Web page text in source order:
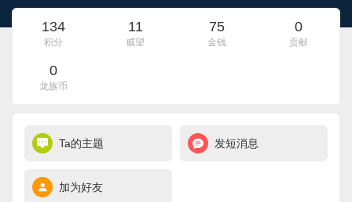
134
积分
11
威望
75
金钱
0
贡献
0
龙族币
Ta的主题 发短消息
加为好友